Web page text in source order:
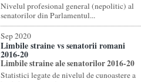
Nivelul profesional general (nepolitic) al
senatorilor din Parlamentul...
Sep 2020
Limbile straine vs senatorii romani
2016-20
Limbile straine ale senatorilor 2016-20
Statistici legate de nivelul de cunoastere a